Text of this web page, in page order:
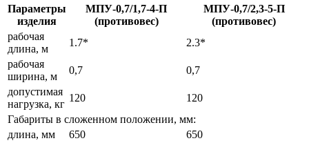
Параметры
изделия
МПУ-0,7/1,7-4-П
(противовес)
МПУ-0,7/2,3-5-П
(противовес)
рабочая
длина, м
1.7*
2.3*
рабочая
ширина, м
0,7
0,7
допустимая
нагрузка, кг
120
120
Габариты в сложенном положении, мм:
длина, мм
650 650